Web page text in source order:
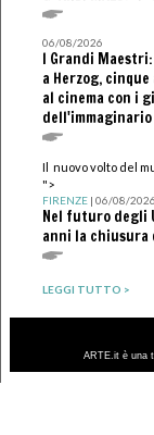
06/08/2026
I Grandi
a Herzog,
al cinema con i
dell'immaginario
Il nuovo volto del
">
FIRENZE| 06/08/2026
Nel futuro degli
anni la chiusura
LEGGI TUTTO >
ARTE.it è una